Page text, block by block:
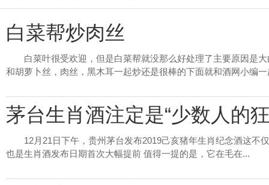
白菜帮炒肉丝
白菜叶很受欢迎，但是白菜帮就没那么好处理了主要原因是
和胡萝卜丝，肉丝，黑木耳一起炒还是很棒的下面就和酒网小编
茅台生肖酒注定是“少数人的
12月21日下午，贵州茅台发布2019己亥猪年生肖纪念酒这不
也是生肖酒发布日期首次大幅提前 值得一提的是，它在毛在...